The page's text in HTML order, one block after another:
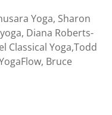
Yoga, Sharon
Diana Roberts-
Classical Yoga,Todd
Bruce